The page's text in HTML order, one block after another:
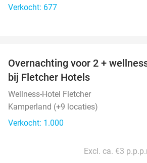
Verkocht: 677
Overnachting voor 2 +
bij Fletcher Hotels
Wellness-Hotel Fletcher
Kamperland (+9 locaties)
Verkocht: 1.000
Excl. ca. €3